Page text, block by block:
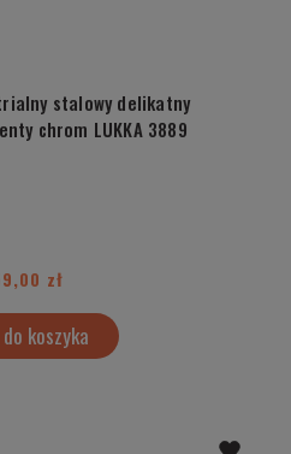
stalowy delikatny
chrom LUKKA 3889
zł
koszyka